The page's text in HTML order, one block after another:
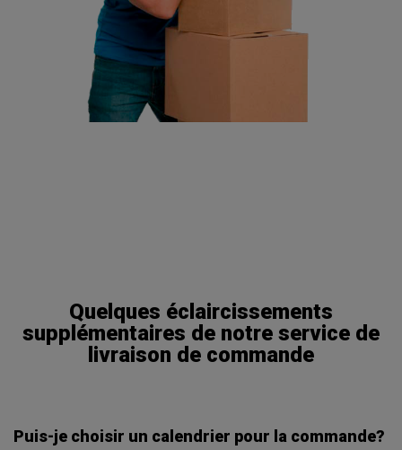
Quelques éclaircissements
supplémentaires de notre service de
livraison de commande
Puis-je choisir un calendrier pour la commande?